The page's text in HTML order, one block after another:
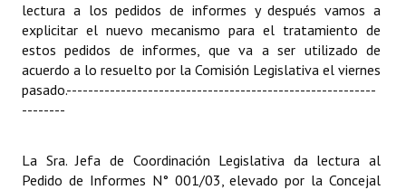
Actas de Audiencias Públicas
NORMATIVA
Resoluciones
lectura a los pedidos de informes y después vamos a
explicitar el nuevo mecanismo para el tratamiento de
estos pedidos de informes, que va a ser utilizado de
acuerdo a lo resuelto por la Comisión Legislativa el viernes
pasado.---------------------------------------------------------
--------
La Sra. Jefa de Coordinación Legislativa da lectura al
Pedido de Informes N° 001/03, elevado por la Concejal